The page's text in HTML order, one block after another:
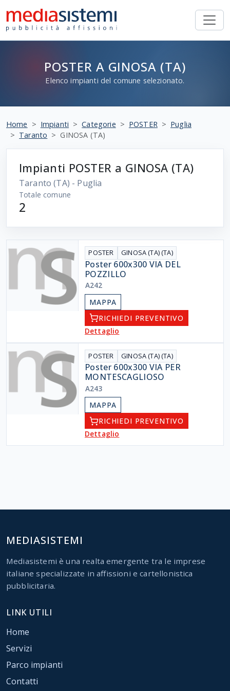
POSTER A GINOSA (TA)
Elenco impianti del comune selezionato.
Home Impianti Categorie POSTER
Puglia
Taranto
GINOSA (TA)
Impianti POSTER a GINOSA (TA)
Taranto (TA) - Puglia
Totale comune
2
POSTER GINOSA (TA) (TA)
Poster 600x300 VIA DEL
POZZILLO
A242
MAPPA
RICHIEDI PREVENTIVO
Dettaglio
POSTER GINOSA (TA) (TA)
Poster 600x300 VIA PER
MONTESCAGLIOSO
A243
MAPPA
RICHIEDI PREVENTIVO
Dettaglio
MEDIASISTEMI
Mediasistemi è una realta emergente tra le imprese
italiane specializzate in affissioni e cartellonistica
pubblicitaria.
LINK UTILI
Home
Servizi
Parco impianti
Contatti